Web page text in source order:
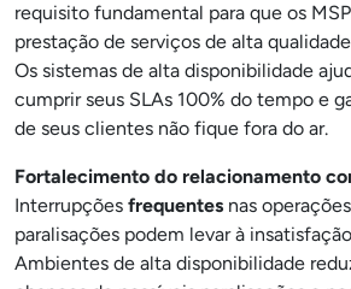
requisito fundamental para que os
prestação de serviços de alta
Os sistemas de alta disponibilidade
cumprir seus SLAs 100% do tempo e
de seus clientes não fique fora do ar.
Fortalecimento do relacionamento
Interrupções frequentes nas
paralisações podem levar à
Ambientes de alta disponibilidade